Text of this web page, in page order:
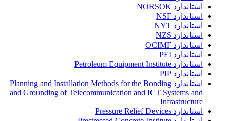
استاندارد NORSOK
استاندارد NSF
استاندارد NYT
استاندارد NZS
استاندارد OCIMF
استاندارد PEI
استاندارد Petroleum Equipment Institute
استاندارد PIP
استاندارد Planning and Installation Methods for the Bonding
and Grounding of Telecommunication and ICT Systems and
Infrastructure
استاندارد Pressure Relief Devices